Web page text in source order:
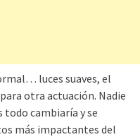
luces suaves, el
otra actuación. Nadie
todo cambiaría y se
más impactantes del